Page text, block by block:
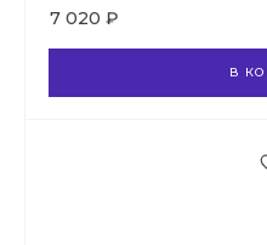
7 020 ₽
В